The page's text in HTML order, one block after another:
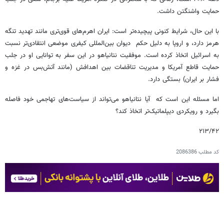
حمایت واشنگتن داشت.
با این حال، شرایط کنونی پیچیده‌تر است: ایران اهرم‌های قوی‌تری مانند تهدید تنگه
هرمز دارد، و اروپا به دلیل حکم دیوان بین‌المللی کیفری موضعی انتقادی‌تر نسبت
به اسرائیل اتخاذ کرده است. موفقیت نتانیاهو در این سفر به توانایی او در جلب
حمایت قاطع آمریکا و مدیریت تناقضات بین اهدافش (مانند آتش‌بس در غزه و
فشار بر ایران) بستگی دارد.
اما مسئله این است که آیا نتانیاهو می‌تواند از سیاست‌های تهاجمی خود فاصله
بگیرد و رویکردی دیپلماتیک‌تر اتخاذ کند؟
۲۱۳/۴۲
کد مطلب2086386